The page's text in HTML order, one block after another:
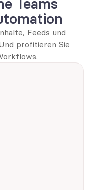
Teams
Feeds und
profitieren Sie